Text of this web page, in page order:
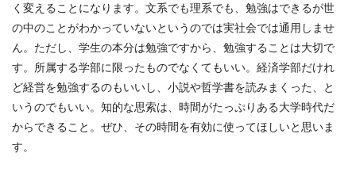
く変えることになります。文系でも理系でも、勉強はできるが世
の中のことがわかっていないというのでは実社会では通用しませ
ん。ただし、学生の本分は勉強ですから、勉強することは大切で
す。所属する学部に限ったものでなくてもいい。経済学部だけれ
ど経営を勉強するのもいいし、小説や哲学書を読みまくった、と
いうのでもいい。知的な思索は、時間がたっぷりある大学時代だ
からできること。ぜひ、その時間を有効に使ってほしいと思いま
す。